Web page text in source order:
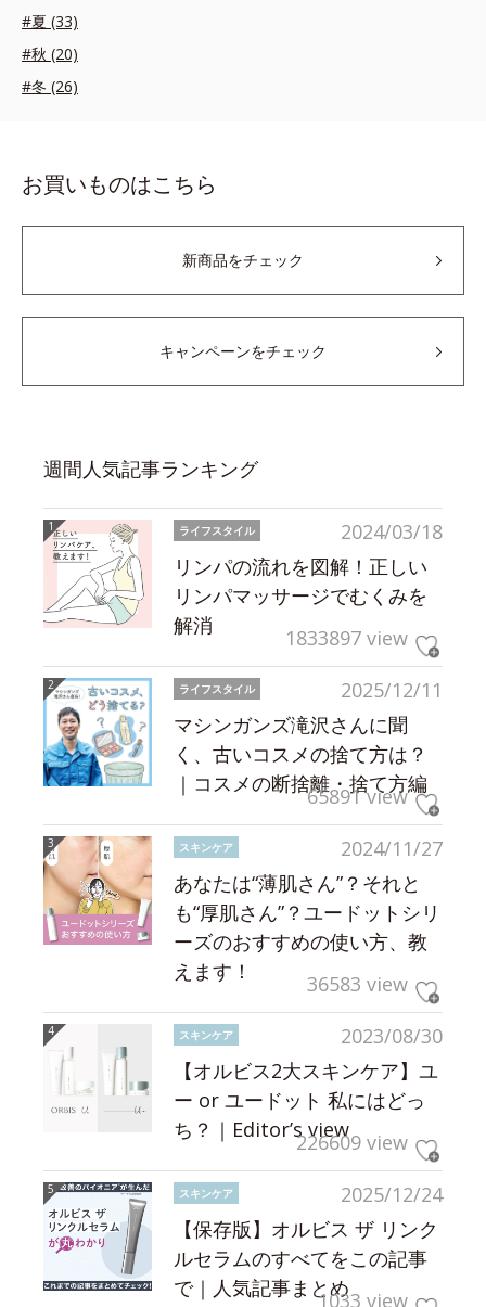
#夏 (33)
#秋 (20)
#冬 (26)
お買いものはこちら
新商品をチェック
キャンペーンをチェック
週間人気記事ランキング
2024/03/18
ライフスタイル
リンパの流れを図解！正しい
リンパマッサージでむくみを
解消
1833897 view
2025/12/11
ライフスタイル
マシンガンズ滝沢さんに聞
く、古いコスメの捨て方は？
｜コスメの断捨離・捨て方編
65891 view
2024/11/27
スキンケア
あなたは“薄肌さん”？それと
も“厚肌さん”？ユードットシリ
ーズのおすすめの使い方、教
えます！
36583 view
2023/08/30
スキンケア
【オルビス2大スキンケア】ユ
ー or ユードット 私にはどっ
ち？｜Editor’s view226609 view
2025/12/24
スキンケア
【保存版】オルビス ザ リンク
ルセラムのすべてをこの記事
で｜人気記事まとめ1033 view